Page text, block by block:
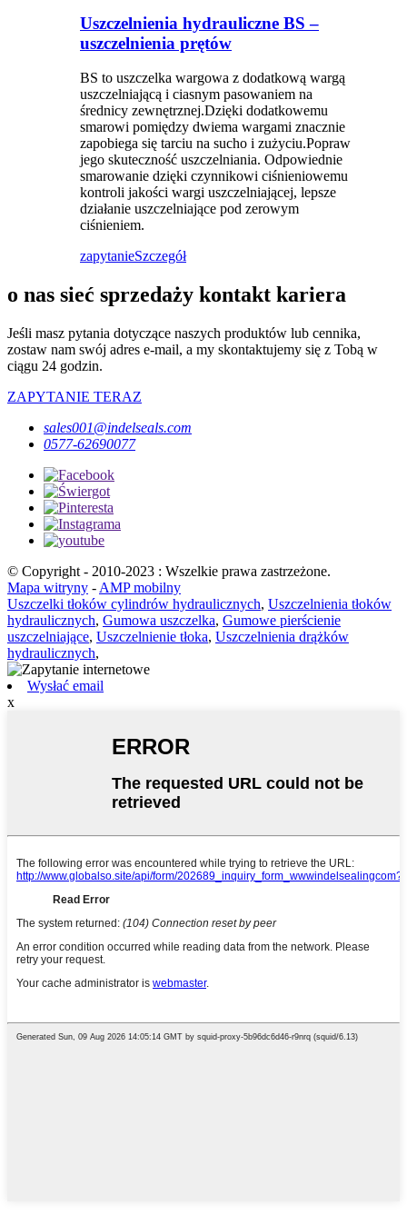
Uszczelnienia hydrauliczne BS –
uszczelnienia prętów
BS to uszczelka wargowa z dodatkową wargą
uszczelniającą i ciasnym pasowaniem na
średnicy zewnętrznej.Dzięki dodatkowemu
smarowi pomiędzy dwiema wargami znacznie
zapobiega się tarciu na sucho i zużyciu.Popraw
jego skuteczność uszczelniania. Odpowiednie
smarowanie dzięki czynnikowi ciśnieniowemu
kontroli jakości wargi uszczelniającej, lepsze
działanie uszczelniające pod zerowym
ciśnieniem.
zapytanieSzczegół
o nas sieć sprzedaży kontakt kariera
Jeśli masz pytania dotyczące naszych produktów lub cennika,
zostaw nam swój adres e-mail, a my skontaktujemy się z Tobą w
ciągu 24 godzin.
ZAPYTANIE TERAZ
sales001@indelseals.com
0577-62690077
© Copyright - 2010-2023 : Wszelkie prawa zastrzeżone.
Mapa witryny - AMP mobilny
Uszczelki tłoków cylindrów hydraulicznych, Uszczelnienia tłoków
hydraulicznych, Gumowa uszczelka, Gumowe pierścienie
uszczelniające, Uszczelnienie tłoka, Uszczelnienia drążków
hydraulicznych,
Wysłać email
x